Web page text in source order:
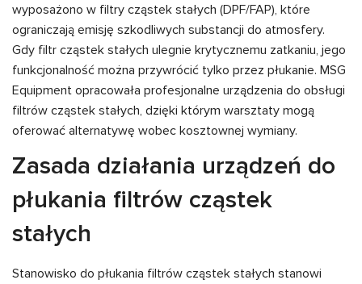
wyposażono w filtry cząstek stałych (DPF/FAP), które
ograniczają emisję szkodliwych substancji do atmosfery.
Gdy filtr cząstek stałych ulegnie krytycznemu zatkaniu, jego
funkcjonalność można przywrócić tylko przez płukanie. MSG
Equipment opracowała profesjonalne urządzenia do obsługi
filtrów cząstek stałych, dzięki którym warsztaty mogą
oferować alternatywę wobec kosztownej wymiany.
Zasada działania urządzeń do
płukania filtrów cząstek
stałych
Stanowisko do płukania filtrów cząstek stałych stanowi